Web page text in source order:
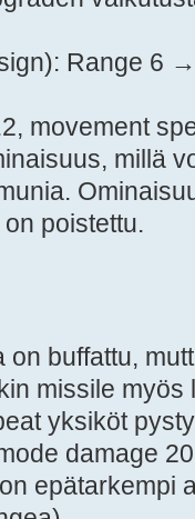
Range 6
movement
millä
poistettu.
on buffattu,
missile
yksiköt
damage 20
epätarkempi